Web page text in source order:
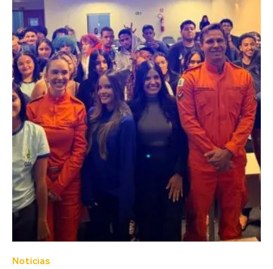
Notícias